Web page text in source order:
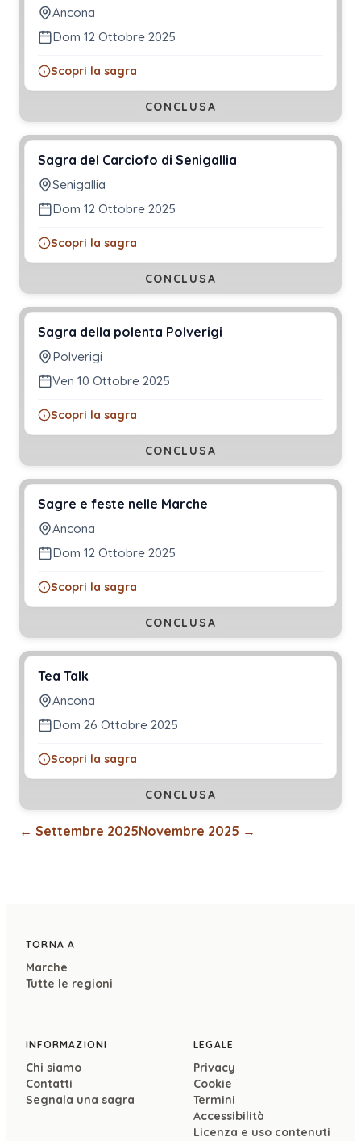
Ancona
Dom 12 Ottobre 2025
Scopri la sagra
CONCLUSA
Sagra del Carciofo di Senigallia
Senigallia
Dom 12 Ottobre 2025
Scopri la sagra
CONCLUSA
Sagra della polenta Polverigi
Polverigi
Ven 10 Ottobre 2025
Scopri la sagra
CONCLUSA
Sagre e feste nelle Marche
Ancona
Dom 12 Ottobre 2025
Scopri la sagra
CONCLUSA
Tea Talk
Ancona
Dom 26 Ottobre 2025
Scopri la sagra
CONCLUSA
← Settembre 2025Novembre 2025 →
TORNA A
Marche
Tutte le regioni
INFORMAZIONI
Chi siamo
Contatti
Segnala una sagra
LEGALE
Privacy
Cookie
Termini
Accessibilità
Licenza e uso contenuti